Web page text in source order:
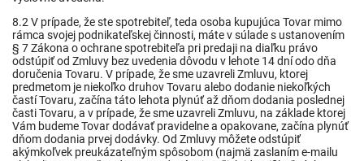
8.2 V prípade, že ste spotrebiteľ, teda osoba kupujúca Tovar mimo
rámca svojej podnikateľskej činnosti, máte v súlade s ustanovením
§ 7 Zákona o ochrane spotrebiteľa pri predaji na diaľku právo
odstúpiť od Zmluvy bez uvedenia dôvodu v lehote 14 dní odo dňa
doručenia Tovaru. V prípade, že sme uzavreli Zmluvu, ktorej
predmetom je niekoľko druhov Tovaru alebo dodanie niekoľkých
častí Tovaru, začína táto lehota plynúť až dňom dodania poslednej
časti Tovaru, a v prípade, že sme uzavreli Zmluvu, na základe ktorej
Vám budeme Tovar dodávať pravidelne a opakovane, začína plynúť
dňom dodania prvej dodávky. Od Zmluvy môžete odstúpiť
akýmkoľvek preukázateľným spôsobom (najmä zaslaním e-mailu